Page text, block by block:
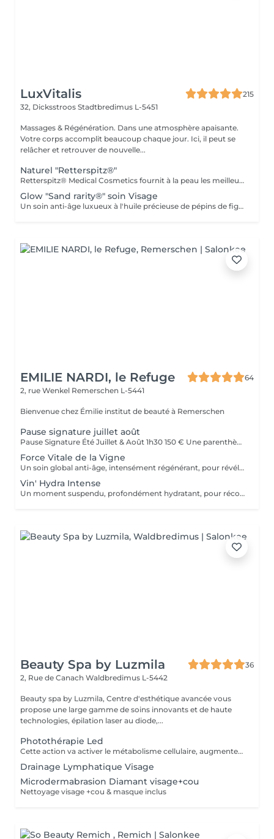
LuxVitalis
215
32, Dicksstroos Stadtbredimus L-5451
Massages & Régénération. Dans une atmosphère apaisante.
Votre corps accomplit beaucoup chaque jour. Ici, il peut se
relâcher et retrouver de nouvelle...
Naturel "Retterspitz®"
Retterspitz® Medical Cosmetics fournit à la peau les meilleurs produits et ingrédients de soins naturels. Le savoir traditionnel garantit une peau éclatante. Une peau bien soignée est une belle peau. Un teint frais et éclatant n'est pas une question d'âge, mais de soin. La peau est approvisionnée avec les meilleurs ingrédients de soin et des ingrédients naturels tels que le Q10, la provitamine B5, l'urée, des huiles précieuses et des extraits de plantes sélectionnés. Pour Retterspitz, un soin constant signifie également éviter systématiquement les additifs artificiels tels que les agents odorants, les émulsifiants critiques, les composants d'origine animale, les nanoparticules, les conservateurs inutiles, les microplastiques et bien plus encore... Nettoyage, gommage, massage du visage, soin final.
Glow "Sand rarity®" soin Visage
Un soin anti-âge luxueux à l'huile précieuse de pépins de figue de Barbarie régénère et laisse un teint éclatant de fraîcheur. Comprend un nettoyant, un masque, un sérum contour des yeux et une crème de finition. Ingrédients naturels et certifiés : 99 % d'origine naturelle, enrichis en huiles végétales précieuses et certifiés Cosmos Natural, gage d'une qualité irréprochable et de pratiques éthiques.
EMILIE NARDI, le Refuge
64
2, rue Wenkel Remerschen L-5441
Bienvenue chez Émilie institut de beauté à Remerschen
Pause signature juillet août
Pause Signature Été Juillet & Août 1h30 150 € Une parenthèse estivale imaginée pour retrouver légèreté, fraîcheur et éclat, au coeur de l'été. Ce rituel exclusif débute par un massage des jambes légères, associé aux bienfaits de la vigne rouge et du cassis, pour délasser les jambes et stimuler la circulation. Un masque fraîcheur vient ensuite prolonger cette sensation de légèreté. Le visage est ensuite sublimé grâce au Kobido Gua Sha Signature, réalisé avec l'huile sensuelle Vinésime enrichie en pépins de raisin et bourgeons de cassis. Les manuvres liftantes, drainantes et relaxantes redonnent éclat, tonicité et luminosité à la peau. Pour clôturer cette expérience, profitez d'une pause beauté des pieds avec pose de vernis, accompagnée d'une infusion glacée au cassis et à la menthe. Résultat : un corps plus léger, un visage visiblement reposé et lumineux, et un profond sentiment de bien-être. Disponible exclusivement en juillet et août.
Force Vitale de la Vigne
Un soin global anti-âge, intensément régénérant, pour révéler l'éclat originel de la peau. Grâce au Complexe A2OC* - alliance exclusive du Pinot Noir et du Cassis de Bourgogne, riches en antioxydants et actifs oxygénants - ce protocole offre un véritable bain de jouvence cutané. Les traits sont lissés, les défenses naturelles renforcées, la peau plus ferme, visiblement revitalisée. Le teint rayonne comme après un été sur les coteaux. *Anti-oxydant & Oxygénant Cellulaire, innovation exclusive Vinésime.
Vin' Hydra Intense
Un moment suspendu, profondément hydratant, pour réconforter la peau et apaiser l'esprit. Ce soin mêle lissages profonds et acupressions relaxantes, afin de favoriser une détente absolue. La peau retrouve un taux d'hydratation optimal grâce à l'application d'un masque signature Vinésime, gorgé d'actifs millésimés. Le visage paraît reposé, les traits détendus, le teint éclatant de fraîcheur.
Beauty Spa by Luzmila
36
2, Rue de Canach Waldbredimus L-5442
Beauty spa by Luzmila, Centre d'esthétique avancée vous
propose une large gamme de soins innovants et de haute
technologies, épilation laser au diode,...
Photothérapie Led
Cette action va activer le métabolisme cellulaire, augmenter l'oxygénation des tissus et stimuler les fibroblastes. Les cellules fabriquent le collagène et d'autres substances pour le soutien de la peau.
Drainage Lymphatique Visage
Microdermabrasion Diamant visage+cou
Nettoyage visage +cou & masque inclus